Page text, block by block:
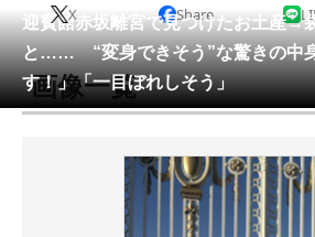
会員記事
メディア
注目記事を集めた総合ページ
ITの今と未来を見通す
スマホと通信の最新トレンド
迎賓館赤坂離宮で見つけたお土産→
と…… “変身できそう”な驚きの中
す！」「一目ぼれしそう」
X Share
画像一覧